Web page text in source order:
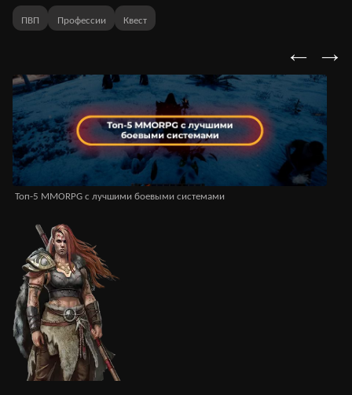
ПВП Профессии Квест
← →
Топ-5 MMORPG с лучшими боевыми системами